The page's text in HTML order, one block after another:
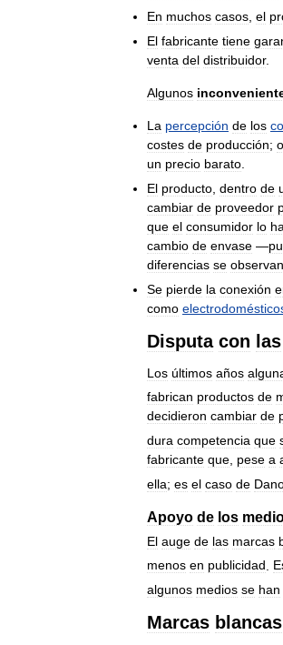
En muchos casos el
El fabricante tiene
venta del distribuidor.
Algunos
La percepción de los
costes de producción; o
un precio barato
El producto dentro de
cambiar de proveedor
que el consumidor lo
cambio de envase —
diferencias se observan
Se pierde la conexión
como
Disputa con las
Los últimos años
fabrican productos de
decidieron cambiar de
dura competencia que
fabricante que pese a
ella; es el caso de
Apoyo de los
El auge de las marcas
menos en publicidad
algunos medios se han
Marcas blancas